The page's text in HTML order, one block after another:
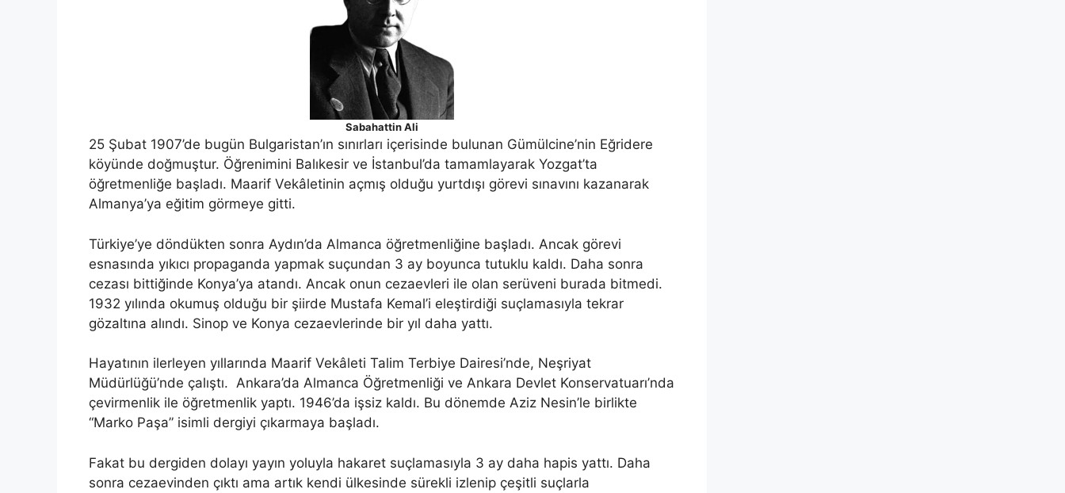
Sabahattin Ali
25 Şubat 1907’de bugün Bulgaristan’ın sınırları içerisinde bulunan Gümülcine’nin Eğridere
köyünde doğmuştur. Öğrenimini Balıkesir ve İstanbul’da tamamlayarak Yozgat’ta
öğretmenliğe başladı. Maarif Vekâletinin açmış olduğu yurtdışı görevi sınavını kazanarak
Almanya’ya eğitim görmeye gitti.
Türkiye’ye döndükten sonra Aydın’da Almanca öğretmenliğine başladı. Ancak görevi
esnasında yıkıcı propaganda yapmak suçundan 3 ay boyunca tutuklu kaldı. Daha sonra
cezası bittiğinde Konya’ya atandı. Ancak onun cezaevleri ile olan serüveni burada bitmedi.
1932 yılında okumuş olduğu bir şiirde Mustafa Kemal’i eleştirdiği suçlamasıyla tekrar
gözaltına alındı. Sinop ve Konya cezaevlerinde bir yıl daha yattı.
Hayatının ilerleyen yıllarında Maarif Vekâleti Talim Terbiye Dairesi’nde, Neşriyat
Müdürlüğü’nde çalıştı. Ankara’da Almanca Öğretmenliği ve Ankara Devlet Konservatuarı’nda
çevirmenlik ile öğretmenlik yaptı. 1946’da işsiz kaldı. Bu dönemde Aziz Nesin’le birlikte
“Marko Paşa” isimli dergiyi çıkarmaya başladı.
Fakat bu dergiden dolayı yayın yoluyla hakaret suçlamasıyla 3 ay daha hapis yattı. Daha
sonra cezaevinden çıktı ama artık kendi ülkesinde sürekli izlenip çeşitli suçlarla